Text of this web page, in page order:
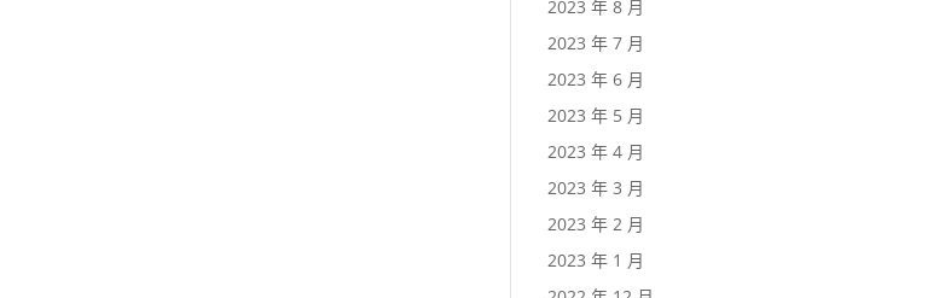
2023 年 8 月
2023 年 7 月
2023 年 6 月
2023 年 5 月
2023 年 4 月
2023 年 3 月
2023 年 2 月
2023 年 1 月